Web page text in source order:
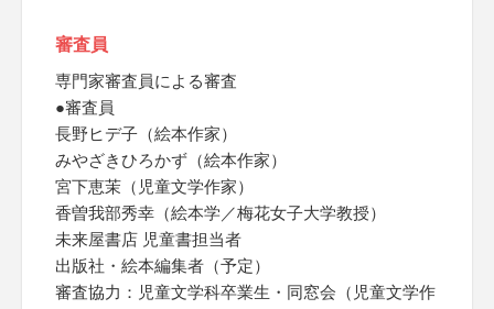
審査員
専門家審査員による審査
●審査員
長野ヒデ子（絵本作家）
みやざきひろかず（絵本作家）
宮下恵茉（児童文学作家）
香曽我部秀幸（絵本学／梅花女子大学教授）
未来屋書店 児童書担当者
出版社・絵本編集者（予定）
審査協力：児童文学科卒業生・同窓会（児童文学作